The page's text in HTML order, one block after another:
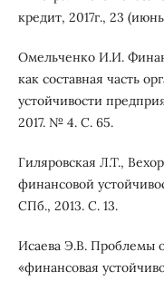
кредит, 2017г., 23
Омельченко И.И.
как составная часть
устойчивости
2017. № 4. С. 65.
Гиляровская Л.Т.,
финансовой
СПб., 2013. С. 13.
Исаева Э.В. Проблемы
«финансовая